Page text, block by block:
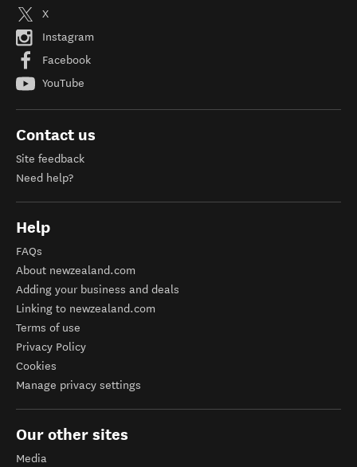
X
Instagram
Facebook
YouTube
Contact us
Site feedback
Need help?
Help
FAQs
About newzealand.com
Adding your business and deals
Linking to newzealand.com
Terms of use
Privacy Policy
Cookies
Manage privacy settings
Our other sites
Media